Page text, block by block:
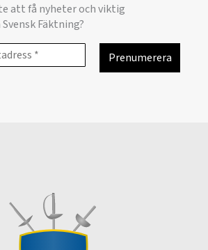
att få nyheter och viktig
Fäktning?